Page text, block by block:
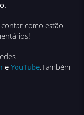
como estão
e YouTube.Também